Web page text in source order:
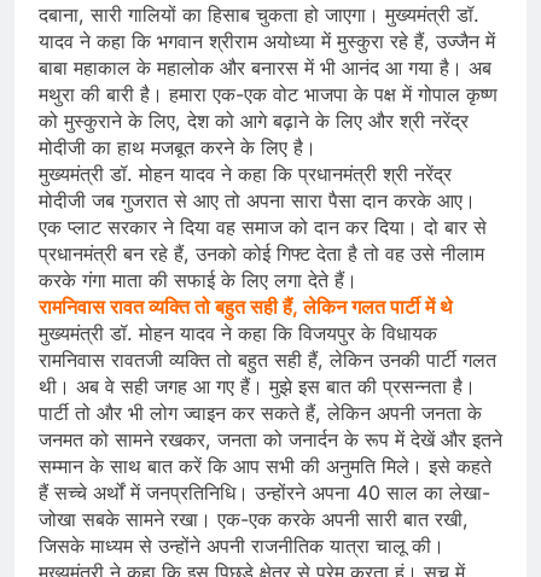
दबाना, सारी गालियों का हिसाब चुकता हो जाएगा। मुख्यमंत्री डॉ.
यादव ने कहा कि भगवान श्रीराम अयोध्या में मुस्कुरा रहे हैं, उज्जैन में
बाबा महाकाल के महालोक और बनारस में भी आनंद आ गया है। अब
मथुरा की बारी है। हमारा एक-एक वोट भाजपा के पक्ष में गोपाल कृष्ण
को मुस्कुराने के लिए, देश को आगे बढ़ाने के लिए और श्री नरेंद्र
मोदीजी का हाथ मजबूत करने के लिए है।
मुख्यमंत्री डॉ. मोहन यादव ने कहा कि प्रधानमंत्री श्री नरेंद्र
मोदीजी जब गुजरात से आए तो अपना सारा पैसा दान करके आए।
एक प्लाट सरकार ने दिया वह समाज को दान कर दिया। दो बार से
प्रधानमंत्री बन रहे हैं, उनको कोई गिफ्ट देता है तो वह उसे नीलाम
करके गंगा माता की सफाई के लिए लगा देते हैं।
रामनिवास रावत व्यक्ति तो बहुत सही हैं, लेकिन गलत पार्टी में थे
मुख्यमंत्री डॉ. मोहन यादव ने कहा कि विजयपुर के विधायक
रामनिवास रावतजी व्यक्ति तो बहुत सही हैं, लेकिन उनकी पार्टी गलत
थी। अब वे सही जगह आ गए हैं। मुझे इस बात की प्रसन्नता है।
पार्टी तो और भी लोग ज्वाइन कर सकते हैं, लेकिन अपनी जनता के
जनमत को सामने रखकर, जनता को जनार्दन के रूप में देखें और इतने
सम्मान के साथ बात करें कि आप सभी की अनुमति मिले। इसे कहते
हैं सच्चे अर्थों में जनप्रतिनिधि। उन्होंरने अपना 40 साल का लेखा-
जोखा सबके सामने रखा। एक-एक करके अपनी सारी बात रखी,
जिसके माध्यम से उन्होंने अपनी राजनीतिक यात्रा चालू की।
मुख्यमंत्री ने कहा कि इस पिछडे़ क्षेत्र से प्रेम करता हूं। सच में